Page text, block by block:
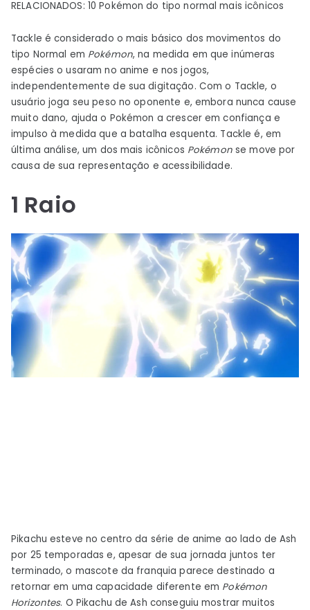
RELACIONADOS: 10 Pokémon do tipo normal mais icônicos
Tackle é considerado o mais básico dos movimentos do
tipo Normal em Pokémon, na medida em que inúmeras
espécies o usaram no anime e nos jogos,
independentemente de sua digitação. Com o Tackle, o
usuário joga seu peso no oponente e, embora nunca cause
muito dano, ajuda o Pokémon a crescer em confiança e
impulso à medida que a batalha esquenta. Tackle é, em
última análise, um dos mais icônicos Pokémonse move por
causa de sua representação e acessibilidade.
1 Raio
Pikachu esteve no centro da série de anime ao lado de Ash
por 25 temporadas e, apesar de sua jornada juntos ter
terminado, o mascote da franquia parece destinado a
retornar em uma capacidade diferente em Pokémon
Horizontes. O Pikachu de Ash conseguiu mostrar muitos